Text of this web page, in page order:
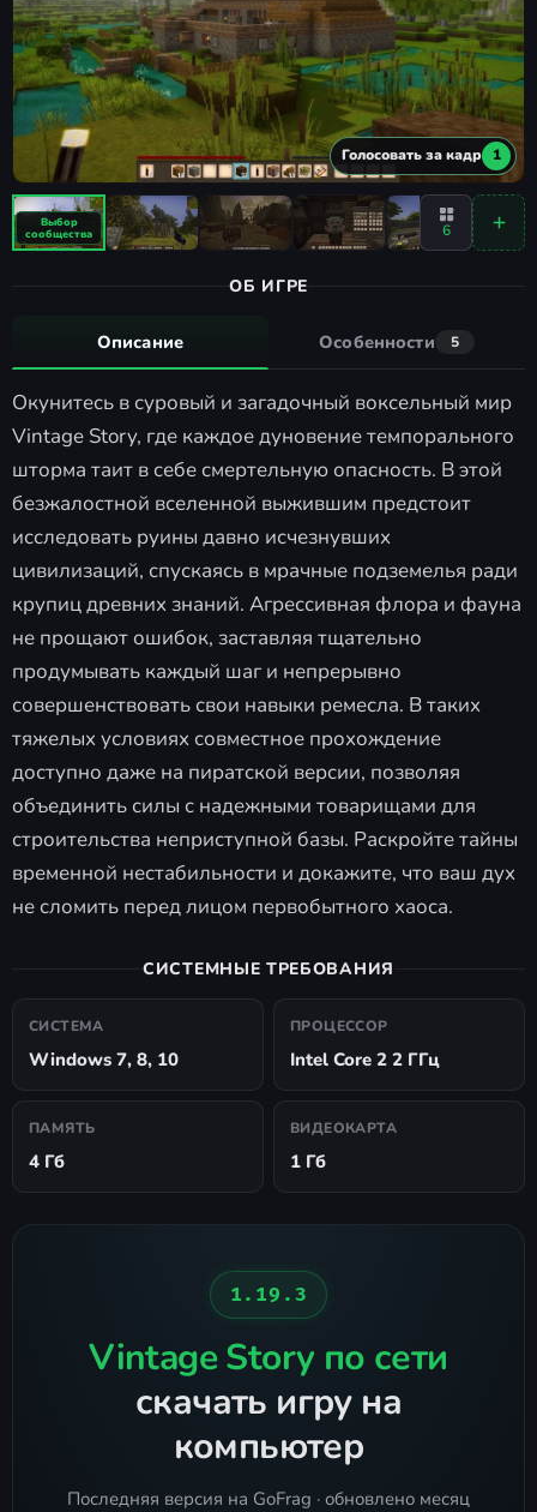
Голосовать за кадр 1
6
ОБ ИГРЕ
Описание Особенности 5
Окунитесь в суровый и загадочный воксельный мир
Vintage Story, где каждое дуновение темпорального
шторма таит в себе смертельную опасность. В этой
безжалостной вселенной выжившим предстоит
исследовать руины давно исчезнувших
цивилизаций, спускаясь в мрачные подземелья ради
крупиц древних знаний. Агрессивная флора и фауна
не прощают ошибок, заставляя тщательно
продумывать каждый шаг и непрерывно
совершенствовать свои навыки ремесла. В таких
тяжелых условиях совместное прохождение
доступно даже на пиратской версии, позволяя
объединить силы с надежными товарищами для
строительства неприступной базы. Раскройте тайны
временной нестабильности и докажите, что ваш дух
не сломить перед лицом первобытного хаоса.
СИСТЕМНЫЕ ТРЕБОВАНИЯ
СИСТЕМА
Windows 7, 8, 10
ПРОЦЕССОР
Intel Core 2 2 ГГц
ПАМЯТЬ
4 Гб
ВИДЕОКАРТА
1 Гб
1.19.3
Vintage Story по сети
скачать игру на
компьютер
Последняя версия на GoFrag · обновлено месяц